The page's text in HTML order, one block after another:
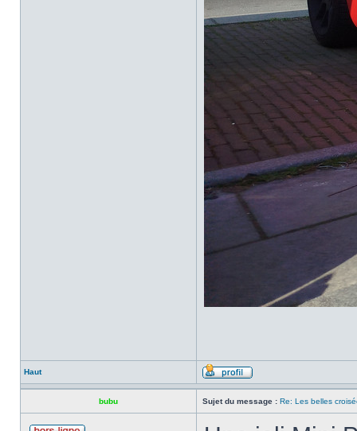
Haut
bubu Sujet du message : Re: Les belles